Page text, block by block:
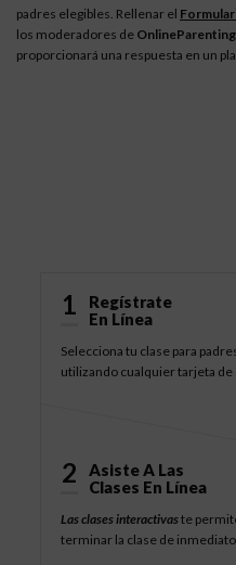
padres elegibles. Rellenar el
los moderadores de
proporcionará una respuesta en un
1
Regístrate
En Línea
Selecciona tu clase para
utilizando cualquier tarjeta
2
Asiste A Las
Clases En Línea
Las clases interactivaste
terminar la clase de inmediato